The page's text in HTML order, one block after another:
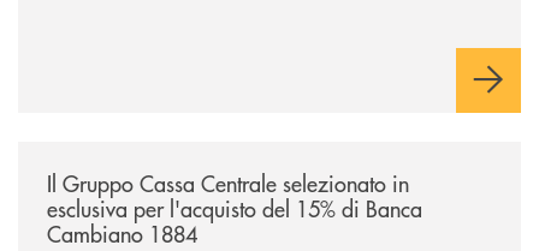
Il Gruppo Cassa Centrale selezionato in
esclusiva per l'acquisto del 15% di Banca
Cambiano 1884